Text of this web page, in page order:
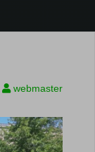
webmaster